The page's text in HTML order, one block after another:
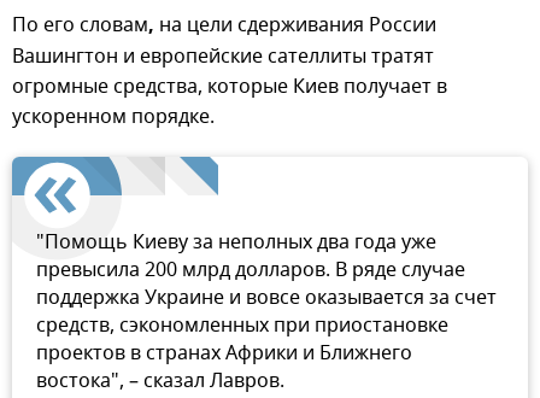
По его словам, на цели сдерживания России
Вашингтон и европейские сателлиты тратят
огромные средства, которые Киев получает в
ускоренном порядке.
"Помощь Киеву за неполных два года уже
превысила 200 млрд долларов. В ряде случае
поддержка Украине и вовсе оказывается за счет
средств, сэкономленных при приостановке
проектов в странах Африки и Ближнего
востока", – сказал Лавров.